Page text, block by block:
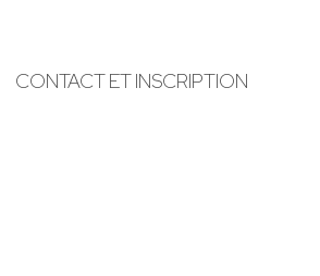
CONTACT ET INSCRIPTION